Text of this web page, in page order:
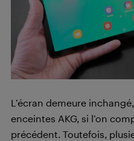
L’écran demeure
enceintes AKG, si l’on
précédent. Toutefois,